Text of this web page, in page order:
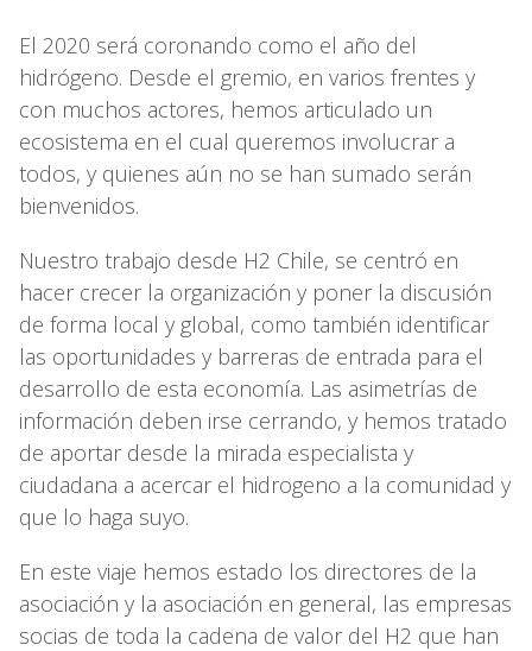
El 2020 será coronando como el año del
hidrógeno. Desde el gremio, en varios frentes y
con muchos actores, hemos articulado un
ecosistema en el cual queremos involucrar a
todos, y quienes aún no se han sumado serán
bienvenidos.
Nuestro trabajo desde H2 Chile, se centró en
hacer crecer la organización y poner la discusión
de forma local y global, como también identificar
las oportunidades y barreras de entrada para el
desarrollo de esta economía. Las asimetrías de
información deben irse cerrando, y hemos tratado
de aportar desde la mirada especialista y
ciudadana a acercar el hidrogeno a la comunidad y
que lo haga suyo.
En este viaje hemos estado los directores de la
asociación y la asociación en general, las empresas
socias de toda la cadena de valor del H2 que han